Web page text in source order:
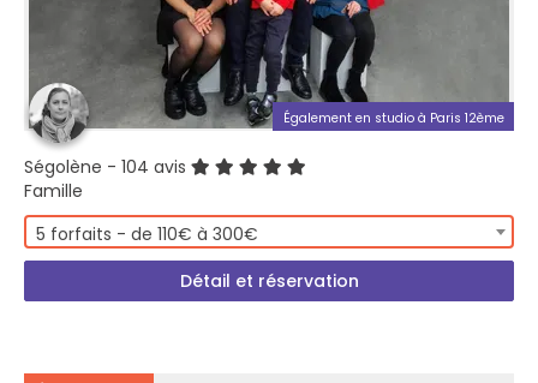
Également en studio à Paris 12ème
Ségolène - 104 avis
Famille
5 forfaits - de 110€ à 300€
Détail et réservation